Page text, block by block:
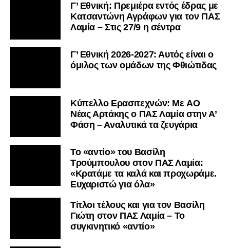
Γ’ Εθνική: Πρεμιέρα εντός έδρας με
Κατσαντώνη Αγράφων για τον ΠΑΣ
Λαμία – Στις 27/9 η σέντρα
Γ’ Εθνική 2026-2027: Αυτός είναι ο
όμιλος των ομάδων της Φθιώτιδας
Kύπελλο Ερασιτεχνών: Με AO
Nέας Αρτάκης ο ΠΑΣ Λαμία στην Α’
Φάση – Αναλυτικά τα ζευγάρια
Το «αντίο» του Βασίλη
Τρούμπουλου στον ΠΑΣ Λαμία:
«Κρατάμε τα καλά και προχωράμε.
Ευχαριστώ για όλα»
Τίτλοι τέλους και για τον Βασίλη
Γιώτη στον ΠΑΣ Λαμία – Το
συγκινητικό «αντίο»